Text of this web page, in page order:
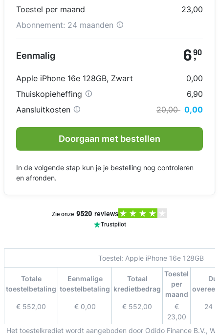
Toestel per maand
23,00
Abonnement: 24 maanden
Eenmalig 6,
90
Apple iPhone 16e 128GB, Zwart
0,00
Thuiskopieheffing
6,90
Aansluitkosten
20,00 0,00
Doorgaan met bestellen
In de volgende stap kun je je bestelling nog controleren
en afronden.
Zie onze 9520 reviews
Trustpilot
Toestel: Apple iPhone 16e 128GB
Totale
toestelbetaling
Eenmalige
toestelbetaling
Totaal
kredietbedrag
Toestel
per
maand
€ 552,00 € 0,00 € 552,00
€
23,00
24
Het toestelkrediet wordt aangeboden door Odido Finance B.V.,